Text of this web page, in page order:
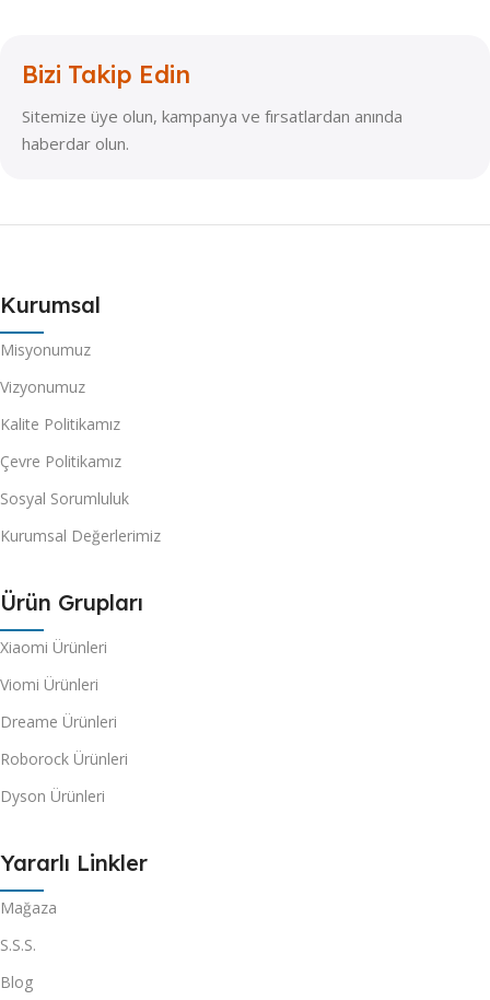
Bizi Takip Edin
Sitemize üye olun, kampanya ve fırsatlardan anında
haberdar olun.
Kurumsal
Misyonumuz
Vizyonumuz
Kalite Politikamız
Çevre Politikamız
Sosyal Sorumluluk
Kurumsal Değerlerimiz
Ürün Grupları
Xiaomi Ürünleri
Viomi Ürünleri
Dreame Ürünleri
Roborock Ürünleri
Dyson Ürünleri
Yararlı Linkler
Mağaza
S.S.S.
Blog